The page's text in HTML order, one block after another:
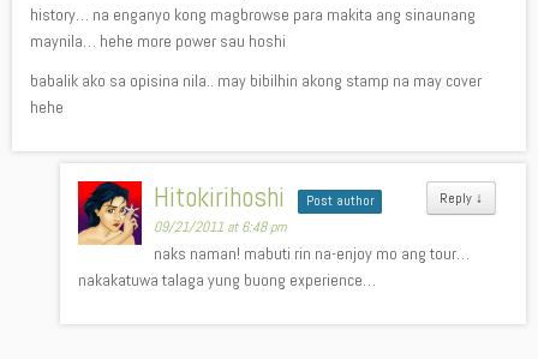
history… na enganyo kong magbrowse para makita ang sinaunang
maynila… hehe more power sau hoshi
babalik ako sa opisina nila.. may bibilhin akong stamp na may cover
hehe
Reply ↓
Hitokirihoshi Post author
09/21/2011 at 6:48 pm
naks naman! mabuti rin na-enjoy mo ang tour…
nakakatuwa talaga yung buong experience…